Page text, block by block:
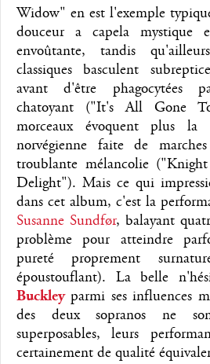
Widow" en est l'exemple
douceur a capela mystique
envoûtante, tandis
classiques basculent
avant d'être phagocytées
chatoyant ("It's All Gone
morceaux évoquent plus la
norvégienne faite de
troublante mélancolie
Delight"). Mais ce qui
dans cet album, c'est la
Susanne Sundfør, balayant
problème pour atteindre
pureté proprement
époustouflant). La belle
Buckley parmi ses influences
des deux sopranos ne
superposables, leurs
certainement de qualité